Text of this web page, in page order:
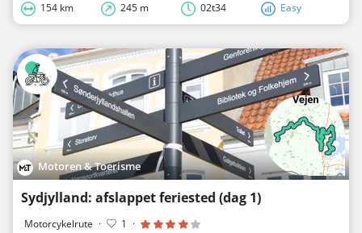
154 km 245 m 02t34 Easy
Motoren & Toerisme
Sydjylland: afslappet feriested (dag 1)
Motorcykelrute · 1 ·